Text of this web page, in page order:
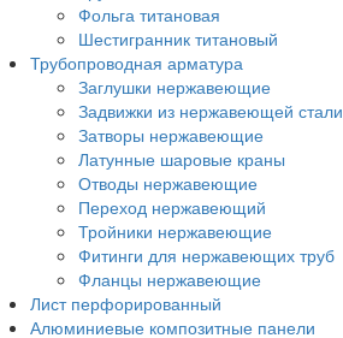
Фольга титановая
Шестигранник титановый
Трубопроводная арматура
Заглушки нержавеющие
Задвижки из нержавеющей стали
Затворы нержавеющие
Латунные шаровые краны
Отводы нержавеющие
Переход нержавеющий
Тройники нержавеющие
Фитинги для нержавеющих труб
Фланцы нержавеющие
Лист перфорированный
Алюминиевые композитные панели